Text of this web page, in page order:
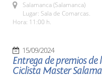
Salamanca (Salamanca)
Lugar: Sala de Comarcas.
Hora: 11:00 h.
15/09/2024
Entrega de premios de
Ciclista Master